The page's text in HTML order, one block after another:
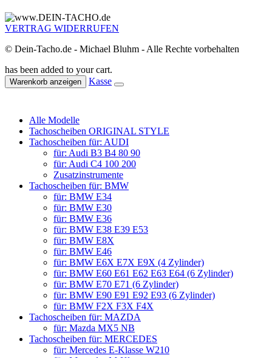
VERTRAG WIDERRUFEN
© Dein-Tacho.de - Michael Bluhm - Alle Rechte vorbehalten
has been added to your cart.
Warenkorb anzeigen Kasse
Alle Modelle
Tachoscheiben ORIGINAL STYLE
Tachoscheiben für: AUDI
für: Audi B3 B4 80 90
für: Audi C4 100 200
Zusatzinstrumente
Tachoscheiben für: BMW
für: BMW E34
für: BMW E30
für: BMW E36
für: BMW E38 E39 E53
für: BMW E8X
für: BMW E46
für: BMW E6X E7X E9X (4 Zylinder)
für: BMW E60 E61 E62 E63 E64 (6 Zylinder)
für: BMW E70 E71 (6 Zylinder)
für: BMW E90 E91 E92 E93 (6 Zylinder)
für: BMW F2X F3X F4X
Tachoscheiben für: MAZDA
für: Mazda MX5 NB
Tachoscheiben für: MERCEDES
für: Mercedes E-Klasse W210